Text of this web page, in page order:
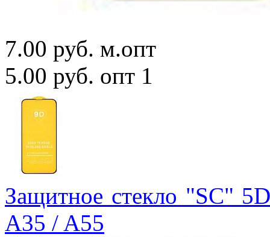
7.00 руб. м.опт
5.00 руб. опт 1
Защитное стекло "SC"
A35 / A55